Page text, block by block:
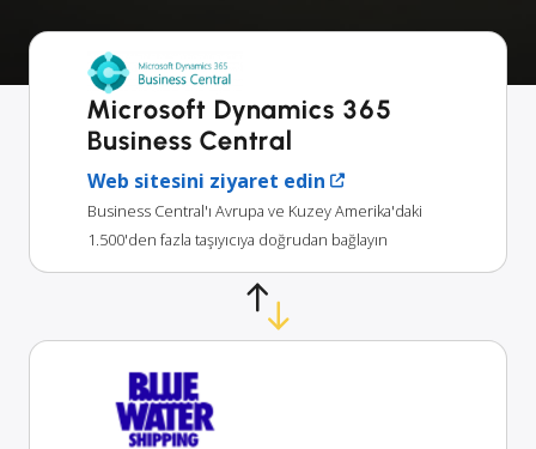
Microsoft Dynamics 365
Business Central
Web sitesini ziyaret edin
Business Central'ı Avrupa ve Kuzey Amerika'daki
1.500'den fazla taşıyıcıya doğrudan bağlayın